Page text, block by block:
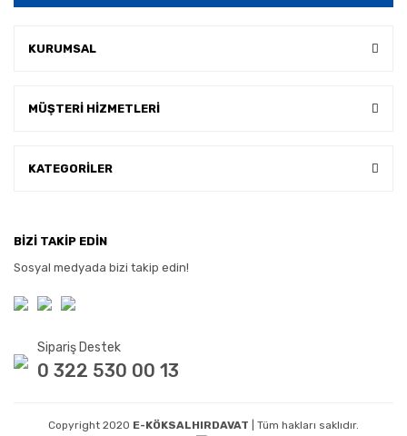
KURUMSAL
MÜŞTERİ HİZMETLERİ
KATEGORİLER
BİZİ TAKİP EDİN
Sosyal medyada bizi takip edin!
Sipariş Destek
0 322 530 00 13
Copyright 2020 E-KÖKSALHIRDAVAT | Tüm hakları saklıdır.